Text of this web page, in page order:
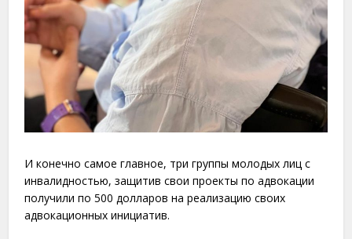
И конечно самое главное, три группы молодых лиц с
инвалидностью, защитив свои проекты по адвокации
получили по 500 долларов на реализацию своих
адвокационных инициатив.